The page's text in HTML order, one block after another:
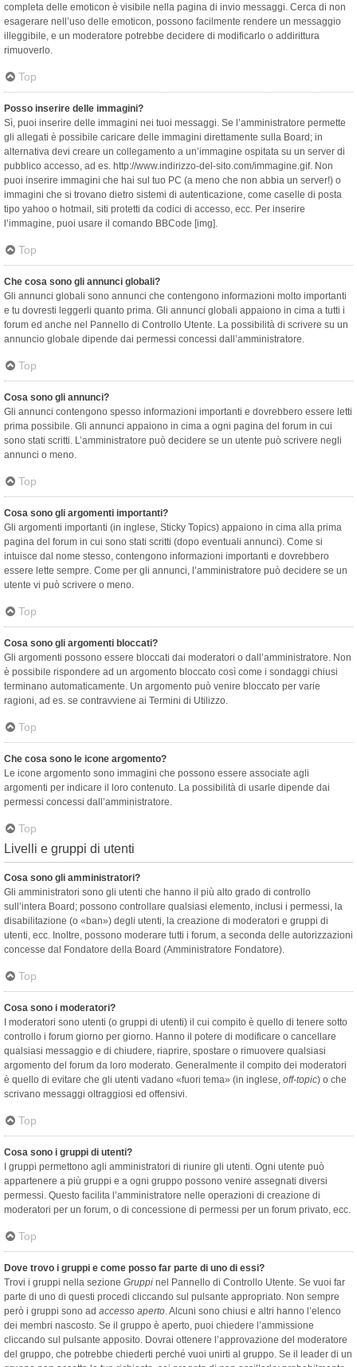
completa delle emoticon è visibile nella pagina di invio messaggi. Cerca di non
esagerare nell’uso delle emoticon, possono facilmente rendere un messaggio
illeggibile, e un moderatore potrebbe decidere di modificarlo o addirittura
rimuoverlo.
Top
Posso inserire delle immagini?
Sì, puoi inserire delle immagini nei tuoi messaggi. Se l’amministratore permette
gli allegati è possibile caricare delle immagini direttamente sulla Board; in
alternativa devi creare un collegamento a un’immagine ospitata su un server di
pubblico accesso, ad es. http://www.indirizzo-del-sito.com/immagine.gif. Non
puoi inserire immagini che hai sul tuo PC (a meno che non abbia un server!) o
immagini che si trovano dietro sistemi di autenticazione, come caselle di posta
tipo yahoo o hotmail, siti protetti da codici di accesso, ecc. Per inserire
l’immagine, puoi usare il comando BBCode [img].
Top
Che cosa sono gli annunci globali?
Gli annunci globali sono annunci che contengono informazioni molto importanti
e tu dovresti leggerli quanto prima. Gli annunci globali appaiono in cima a tutti i
forum ed anche nel Pannello di Controllo Utente. La possibilità di scrivere su un
annuncio globale dipende dai permessi concessi dall’amministratore.
Top
Cosa sono gli annunci?
Gli annunci contengono spesso informazioni importanti e dovrebbero essere letti
prima possibile. Gli annunci appaiono in cima a ogni pagina del forum in cui
sono stati scritti. L’amministratore può decidere se un utente può scrivere negli
annunci o meno.
Top
Cosa sono gli argomenti importanti?
Gli argomenti importanti (in inglese, Sticky Topics) appaiono in cima alla prima
pagina del forum in cui sono stati scritti (dopo eventuali annunci). Come si
intuisce dal nome stesso, contengono informazioni importanti e dovrebbero
essere lette sempre. Come per gli annunci, l’amministratore può decidere se un
utente vi può scrivere o meno.
Top
Cosa sono gli argomenti bloccati?
Gli argomenti possono essere bloccati dai moderatori o dall’amministratore. Non
è possibile rispondere ad un argomento bloccato così come i sondaggi chiusi
terminano automaticamente. Un argomento può venire bloccato per varie
ragioni, ad es. se contravviene ai Termini di Utilizzo.
Top
Che cosa sono le icone argomento?
Le icone argomento sono immagini che possono essere associate agli
argomenti per indicare il loro contenuto. La possibilità di usarle dipende dai
permessi concessi dall’amministratore.
Top
Livelli e gruppi di utenti
Cosa sono gli amministratori?
Gli amministratori sono gli utenti che hanno il più alto grado di controllo
sull’intera Board; possono controllare qualsiasi elemento, inclusi i permessi, la
disabilitazione (o «ban») degli utenti, la creazione di moderatori e gruppi di
utenti, ecc. Inoltre, possono moderare tutti i forum, a seconda delle autorizzazioni
concesse dal Fondatore della Board (Amministratore Fondatore).
Top
Cosa sono i moderatori?
I moderatori sono utenti (o gruppi di utenti) il cui compito è quello di tenere sotto
controllo i forum giorno per giorno. Hanno il potere di modificare o cancellare
qualsiasi messaggio e di chiudere, riaprire, spostare o rimuovere qualsiasi
argomento del forum da loro moderato. Generalmente il compito dei moderatori
è quello di evitare che gli utenti vadano «fuori tema» (in inglese, off-topic) o che
scrivano messaggi oltraggiosi ed offensivi.
Top
Cosa sono i gruppi di utenti?
I gruppi permettono agli amministratori di riunire gli utenti. Ogni utente può
appartenere a più gruppi e a ogni gruppo possono venire assegnati diversi
permessi. Questo facilita l’amministratore nelle operazioni di creazione di
moderatori per un forum, o di concessione di permessi per un forum privato, ecc.
Top
Dove trovo i gruppi e come posso far parte di uno di essi?
Trovi i gruppi nella sezione Gruppi nel Pannello di Controllo Utente. Se vuoi far
parte di uno di questi procedi cliccando sul pulsante appropriato. Non sempre
però i gruppi sono ad accesso aperto. Alcuni sono chiusi e altri hanno l’elenco
dei membri nascosto. Se il gruppo è aperto, puoi chiedere l’ammissione
cliccando sul pulsante apposito. Dovrai ottenere l’approvazione del moderatore
del gruppo, che potrebbe chiederti perché vuoi unirti al gruppo. Se il leader di un